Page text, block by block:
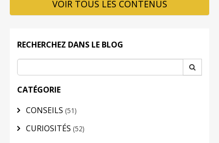
VOIR TOUS LES CONTENUS
RECHERCHEZ DANS LE BLOG
CATÉGORIE
CONSEILS (51)
CURIOSITÉS (52)